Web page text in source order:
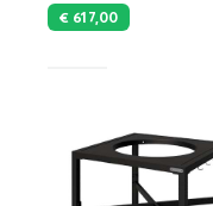
€ 617,00